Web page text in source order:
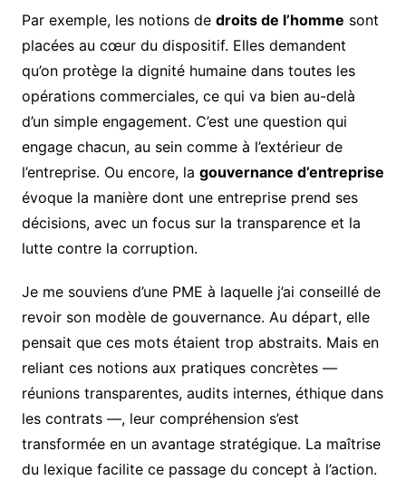
Par exemple, les notions de droits de l’homme sont
placées au cœur du dispositif. Elles demandent
qu’on protège la dignité humaine dans toutes les
opérations commerciales, ce qui va bien au-delà
d’un simple engagement. C’est une question qui
engage chacun, au sein comme à l’extérieur de
l’entreprise. Ou encore, la gouvernance d’entreprise
évoque la manière dont une entreprise prend ses
décisions, avec un focus sur la transparence et la
lutte contre la corruption.
Je me souviens d’une PME à laquelle j’ai conseillé de
revoir son modèle de gouvernance. Au départ, elle
pensait que ces mots étaient trop abstraits. Mais en
reliant ces notions aux pratiques concrètes —
réunions transparentes, audits internes, éthique dans
les contrats —, leur compréhension s’est
transformée en un avantage stratégique. La maîtrise
du lexique facilite ce passage du concept à l’action.